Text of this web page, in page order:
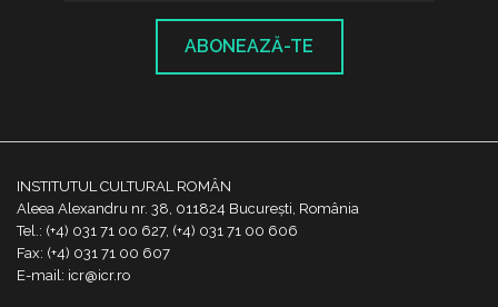
ABONEAZĂ-TE
INSTITUTUL CULTURAL ROMÂN
Aleea Alexandru nr. 38, 011824 București, România
Tel.: (+4) 031 71 00 627, (+4) 031 71 00 606
Fax: (+4) 031 71 00 607
E-mail: icr@icr.ro